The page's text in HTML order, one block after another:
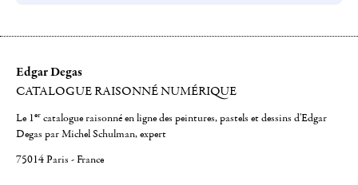
Edgar Degas
CATALOGUE RAISONNÉ NUMÉRIQUE
Le 1er catalogue raisonné en ligne des peintures, pastels et dessins d'Edgar
Degas par Michel Schulman, expert
75014 Paris - France